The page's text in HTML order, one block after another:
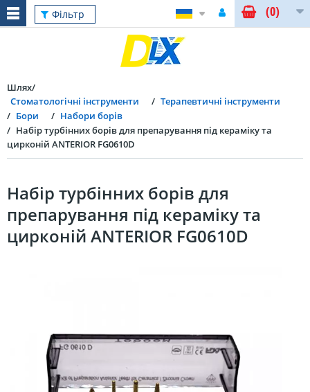
Фільтр (0)
Шлях
Стоматологічні інструменти
Терапевтичні інструменти
Бори
Набори борів
Набір турбінних борів для препарування під кераміку та
цирконій ANTERIOR FG0610D
Набір турбінних борів для
препарування під кераміку та
цирконій ANTERIOR FG0610D